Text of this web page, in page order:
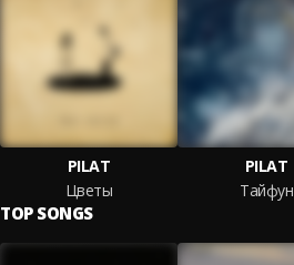
PILAT
Цветы
PILAT
Тайфун
TOP SONGS